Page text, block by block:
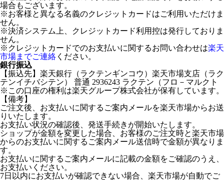
場合もございます。
※お客様と異なる名義のクレジットカードはご利用いただけま
せん。
※決済システム上、クレジットカード利用控は発行しておりま
せん。
※クレジットカードでのお支払いに関するお問い合わせは楽天
市場までご連絡 ください。
銀行振込
【振込先】楽天銀行（ラクテンギンコウ）楽天市場支店（ラク
テンイチバシテン） 普通 2936243 ラクテン（フロ－マルクト
※この口座の権利は楽天グループ株式会社が保有しています。
【備考】
ご注文後、お支払いに関するご案内メールを楽天市場からお送
りいたします。
お支払い状況の確認後、発送手続きが開始いたします。
ショップが金額を変更した場合、お客様のご注文時と楽天市場
からのお支払いに関するご案内メール送信時で金額が異なりま
す。
お支払いに関するご案内メールに記載の金額をご確認のうえ、
お支払いください。
7日以内にお支払いが確認できない場合、楽天市場が自動でご